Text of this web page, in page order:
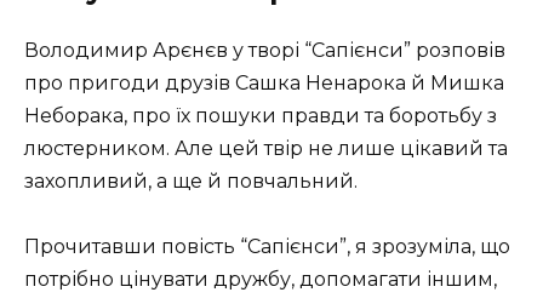
Володимир Арєнєв у творі “Сапієнси” розповів
про пригоди друзів Сашка Ненарока й Мишка
Неборака, про їх пошуки правди та боротьбу з
люстерником. Але цей твір не лише цікавий та
захопливий, а ще й повчальний.
Прочитавши повість “Сапієнси”, я зрозуміла, що
потрібно цінувати дружбу, допомагати іншим,